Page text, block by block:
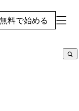
料で始める